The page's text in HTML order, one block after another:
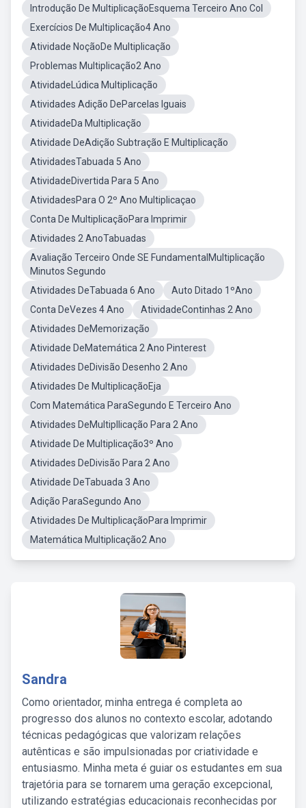
Introdução De MultiplicaçãoEsquema Terceiro Ano Col
Exercícios De Multiplicação4 Ano
Atividade NoçãoDe Multiplicação
Problemas Multiplicação2 Ano
AtividadeLúdica Multiplicação
Atividades Adição DeParcelas Iguais
AtividadeDa Multiplicação
Atividade DeAdição Subtração E Multiplicação
AtividadesTabuada 5 Ano
AtividadeDivertida Para 5 Ano
AtividadesPara O 2º Ano Multiplicaçao
Conta De MultiplicaçãoPara Imprimir
Atividades 2 AnoTabuadas
Avaliação Terceiro Onde SE FundamentalMultiplicação
Minutos Segundo
Atividades DeTabuada 6 Ano
Auto Ditado 1ºAno
Conta DeVezes 4 Ano
AtividadeContinhas 2 Ano
Atividades DeMemorização
Atividade DeMatemática 2 Ano Pinterest
Atividades DeDivisão Desenho 2 Ano
Atividades De MultiplicaçãoEja
Com Matemática ParaSegundo E Terceiro Ano
Atividades DeMultipllicação Para 2 Ano
Atividade De Multiplicação3º Ano
Atividades DeDivisão Para 2 Ano
Atividade DeTabuada 3 Ano
Adição ParaSegundo Ano
Atividades De MultiplicaçãoPara Imprimir
Matemática Multiplicação2 Ano
Sandra
Como orientador, minha entrega é completa ao
progresso dos alunos no contexto escolar, adotando
técnicas pedagógicas que valorizam relações
autênticas e são impulsionadas por criatividade e
entusiasmo. Minha meta é guiar os estudantes em sua
trajetória para se tornarem uma geração excepcional,
utilizando estratégias educacionais reconhecidas por